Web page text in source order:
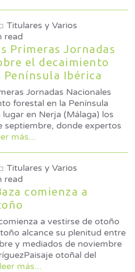
Titulares y Varios
read
Primeras Jornadas
el decaimiento
Ibérica
Jornadas Nacionales
forestal en la Península
septiembre, donde expertos
más...
Titulares y Varios
read
comienza a
a vestirse de otoño
alcance su plenitud entre
y mediados de noviembre
otoñal del
leer más...